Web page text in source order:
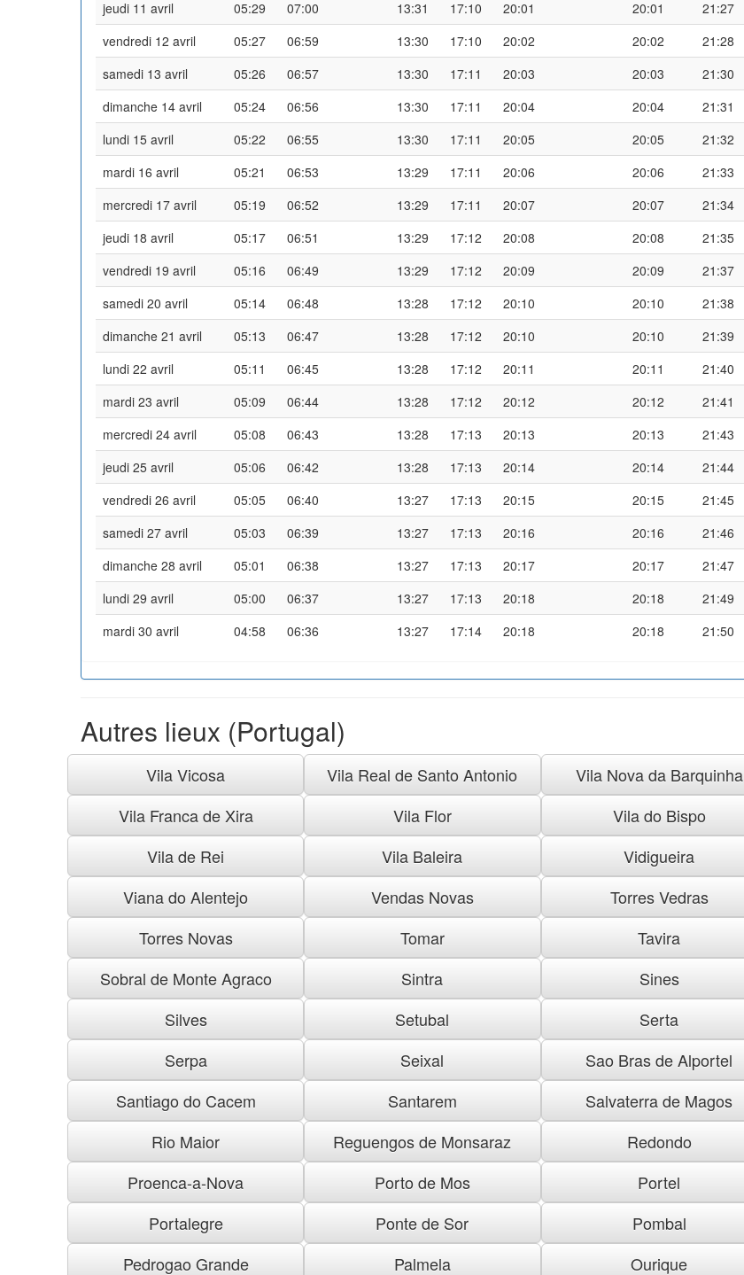
jeudi 11 avril
05:29 07:00 13:31 17:10 20:01 20:01
21:27
vendredi 12 avril
05:27 06:59 13:30 17:10 20:02 20:02
21:28
samedi 13 avril
05:26 06:57 13:30 17:11 20:03 20:03
21:30
dimanche 14 avril
05:24 06:56 13:30 17:11 20:04 20:04
21:31
lundi 15 avril
05:22 06:55 13:30 17:11 20:05 20:05
21:32
mardi 16 avril
05:21 06:53 13:29 17:11 20:06 20:06
21:33
mercredi 17 avril
05:19 06:52 13:29 17:11 20:07 20:07
21:34
jeudi 18 avril
05:17 06:51 13:29 17:12 20:08 20:08
21:35
vendredi 19 avril
05:16 06:49 13:29 17:12 20:09 20:09
21:37
samedi 20 avril
05:14 06:48 13:28 17:12 20:10 20:10
21:38
dimanche 21 avril
05:13 06:47 13:28 17:12 20:10 20:10
21:39
lundi 22 avril
05:11 06:45 13:28 17:12 20:11 20:11
21:40
mardi 23 avril
05:09 06:44 13:28 17:12 20:12 20:12
21:41
mercredi 24 avril
05:08 06:43 13:28 17:13 20:13 20:13
21:43
jeudi 25 avril
05:06 06:42 13:28 17:13 20:14 20:14
21:44
vendredi 26 avril
05:05 06:40 13:27 17:13 20:15 20:15
21:45
samedi 27 avril
05:03 06:39 13:27 17:13 20:16 20:16
21:46
dimanche 28 avril
05:01 06:38 13:27 17:13 20:17 20:17
21:47
lundi 29 avril
05:00 06:37 13:27 17:13 20:18 20:18
21:49
mardi 30 avril
04:58 06:36 13:27 17:14 20:18 20:18 21:50
Autres lieux (Portugal)
Vila Vicosa Vila Real de Santo Antonio
Vila Nova da Barquinha
Vila Franca de Xira
Vila Flor
Vila do Bispo
Vila de Rei
Vila Baleira
Vidigueira
Viana do Alentejo
Vendas Novas
Torres Vedras
Torres Novas
Tomar
Tavira
Sobral de Monte Agraco
Sintra
Sines
Silves
Setubal
Serta
Serpa
Seixal
Sao Bras de Alportel
Santiago do Cacem
Santarem
Salvaterra de Magos
Rio Maior
Reguengos de Monsaraz
Redondo
Proenca-a-Nova
Porto de Mos
Portel
Portalegre
Ponte de Sor
Pombal
Pedrogao Grande
Palmela Ourique